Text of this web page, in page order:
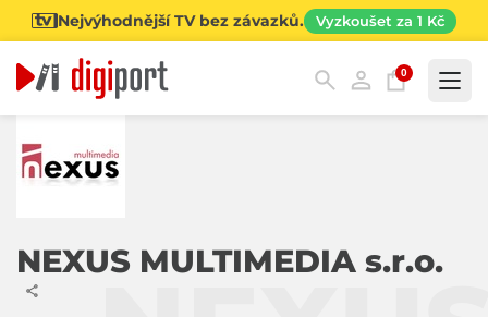
Nejvýhodnější TV bez závazků. Vyzkoušet za 1 Kč
0
Kategorie
NEXUS MULTIMEDIA s.r.o.